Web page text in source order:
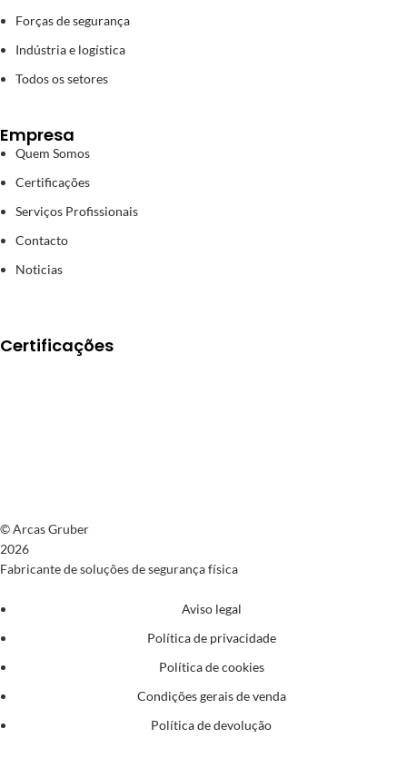
Forças de segurança
Indústria e logística
Todos os setores
Empresa
Quem Somos
Certificações
Serviços Profissionais
Contacto
Noticias
Certificações
© Arcas Gruber
2026
Fabricante de soluções de segurança física
Aviso legal
Política de privacidade
Política de cookies
Condições gerais de venda
Política de devolução